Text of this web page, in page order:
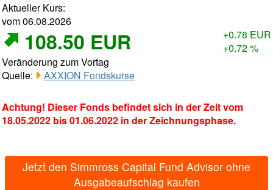
Aktueller Kurs:
vom 06.08.2026
108.50 EUR
+0.78 EUR
+0.72 %
Veränderung zum Vortag
Quelle:
AXXION Fondskurse
Achtung! Dieser Fonds befindet sich in der Zeit vom
18.05.2022 bis 01.06.2022 in der Zeichnungsphase.
Jetzt den Simmross Capital Fund Advisor ohne
Ausgabeaufschlag kaufen